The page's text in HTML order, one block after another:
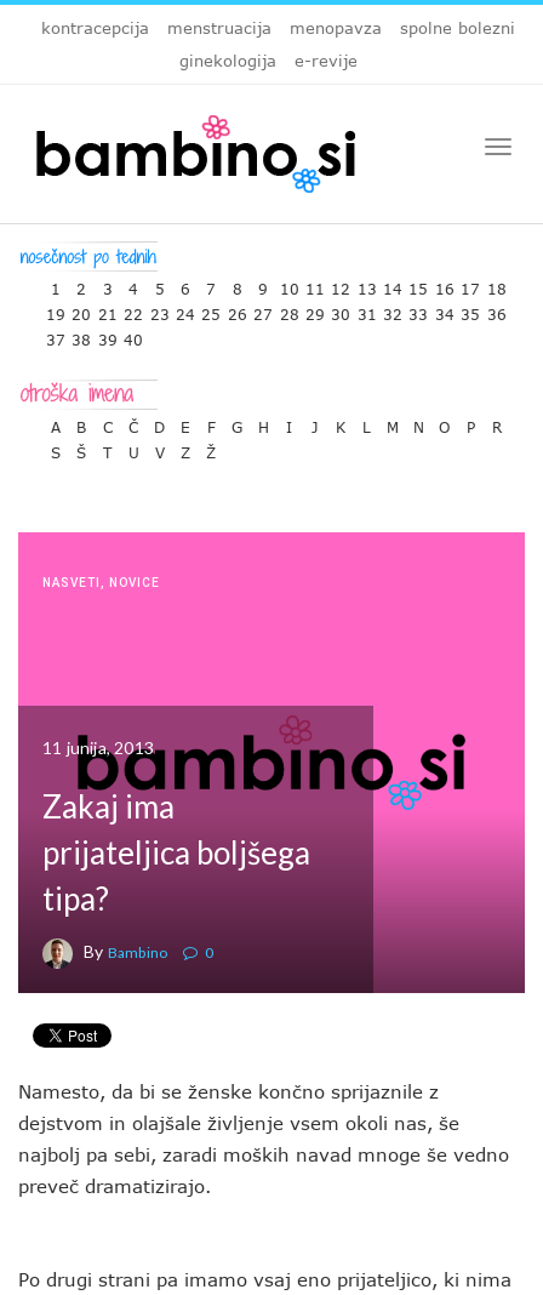
kontracepcija menstruacija menopavza
spolne bolezni
ginekologija
e-revije
1 2 3 4 5 6 7 8 9 10 11 12 13 14 15 16 17 18
19 20 21 22 23 24 25 26 27 28 29 30 31 32 33 34 35 36
37 38 39 40
A B C Č D E F G H I J K L M N O P
R
S
Š T U V Z Ž
NASVETI NOVICE
11 junija, 2013
Zakaj ima
prijateljica boljšega
tipa?
By Bambino 0
Namesto, da bi se ženske končno sprijaznile z
dejstvom in olajšale življenje vsem okoli nas, še
najbolj pa sebi, zaradi moških navad mnoge še vedno
preveč dramatizirajo.
Po drugi strani pa imamo vsaj eno prijateljico, ki nima